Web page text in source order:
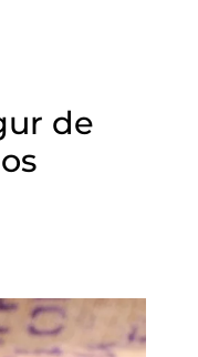
de